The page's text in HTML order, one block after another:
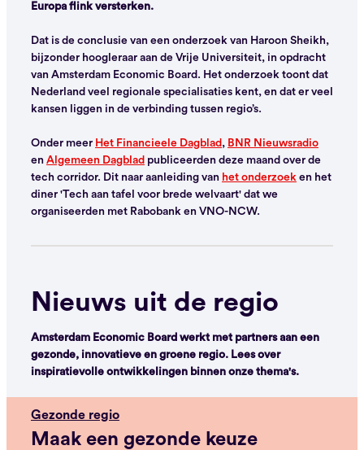
Europa flink versterken.
Dat is de conclusie van een onderzoek van Haroon Sheikh,
bijzonder hoogleraar aan de Vrije Universiteit, in opdracht
van Amsterdam Economic Board. Het onderzoek toont dat
Nederland veel regionale specialisaties kent, en dat er veel
kansen liggen in de verbinding tussen regio’s.
Onder meer Het Financieele Dagblad , BNR Nieuwsradio
en Algemeen Dagblad publiceerden deze maand over de
tech corridor. Dit naar aanleiding van het onderzoek en het
diner 'Tech aan tafel voor brede welvaart' dat we
organiseerden met Rabobank en VNO-NCW.
Nieuws uit de regio
Amsterdam Economic Board werkt met partners aan een
gezonde, innovatieve en groene regio. Lees over
inspiratievolle ontwikkelingen binnen onze thema's.
Gezonde regio
Maak een gezonde keuze